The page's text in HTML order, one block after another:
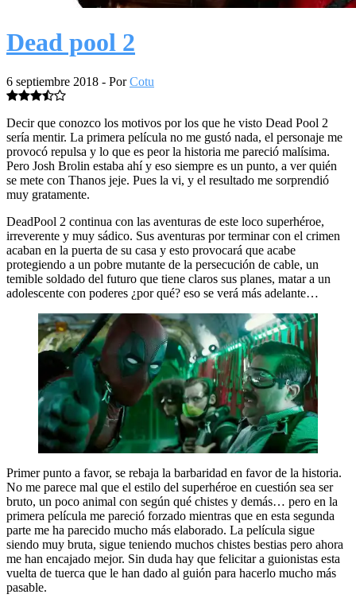
Dead pool 2
6 septiembre 2018 - PorCotu
Decir que conozco los motivos por los que he visto Dead Pool 2
sería mentir. La primera película no me gustó nada, el personaje me
provocó repulsa y lo que es peor la historia me pareció malísima.
Pero Josh Brolin estaba ahí y eso siempre es un punto, a ver quién
se mete con Thanos jeje. Pues la vi, y el resultado me sorprendió
muy gratamente.
DeadPool 2 continua con las aventuras de este loco superhéroe,
irreverente y muy sádico. Sus aventuras por terminar con el crimen
acaban en la puerta de su casa y esto provocará que acabe
protegiendo a un pobre mutante de la persecución de cable, un
temible soldado del futuro que tiene claros sus planes, matar a un
adolescente con poderes ¿por qué? eso se verá más adelante…
Primer punto a favor, se rebaja la barbaridad en favor de la historia.
No me parece mal que el estilo del superhéroe en cuestión sea ser
bruto, un poco animal con según qué chistes y demás… pero en la
primera película me pareció forzado mientras que en esta segunda
parte me ha parecido mucho más elaborado. La película sigue
siendo muy bruta, sigue teniendo muchos chistes bestias pero ahora
me han encajado mejor. Sin duda hay que felicitar a guionistas esta
vuelta de tuerca que le han dado al guión para hacerlo mucho más
pasable.